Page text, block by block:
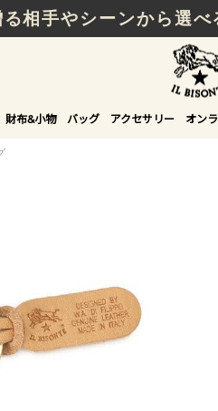
る相手やシーンから選
財布&小物 バッグ アクセサリー オン